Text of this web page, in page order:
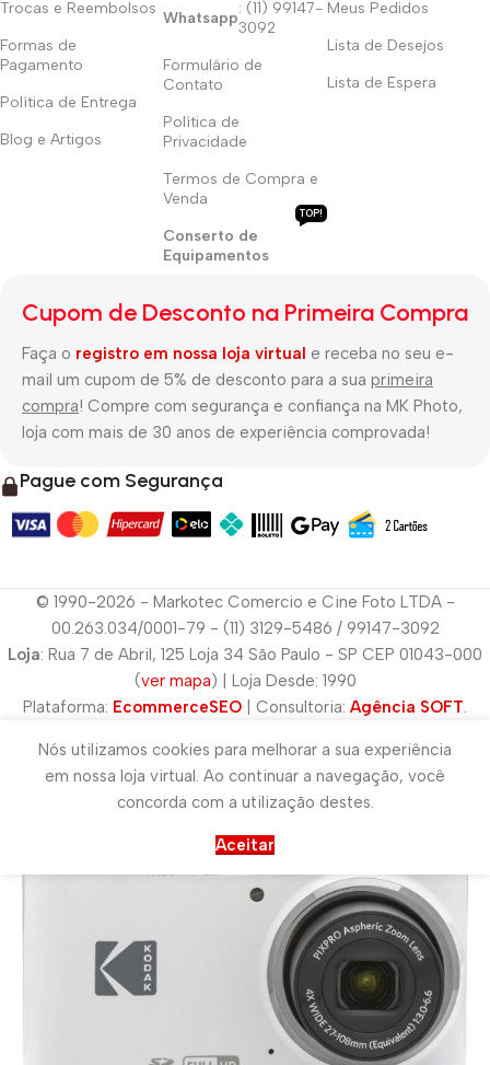
Trocas e Reembolsos
Formas de
Pagamento
Política de Entrega
Blog e Artigos
Whatsapp
: (11) 99147-
3092
Formulário de
Contato
Política de
Privacidade
Termos de Compra e
Venda
Conserto de
Equipamentos
TOP!
Meus Pedidos
Lista de Desejos
Lista de Espera
Cupom de Desconto na Primeira Compra
Faça o registro em nossa loja virtual e receba no seu e-
mail um cupom de 5% de desconto para a sua primeira
compra! Compre com segurança e confiança na MK Photo,
loja com mais de 30 anos de experiência comprovada!
Pague com Segurança
© 1990-2026 - Markotec Comercio e Cine Foto LTDA -
00.263.034/0001-79 - (11) 3129-5486 / 99147-3092
Loja: Rua 7 de Abril, 125 Loja 34 São Paulo - SP CEP 01043-000
(ver mapa) | Loja Desde: 1990
Plataforma: EcommerceSEO | Consultoria: Agência SOFT.
Nós utilizamos cookies para melhorar a sua experiência
em nossa loja virtual. Ao continuar a navegação, você
concorda com a utilização destes.
Aceitar